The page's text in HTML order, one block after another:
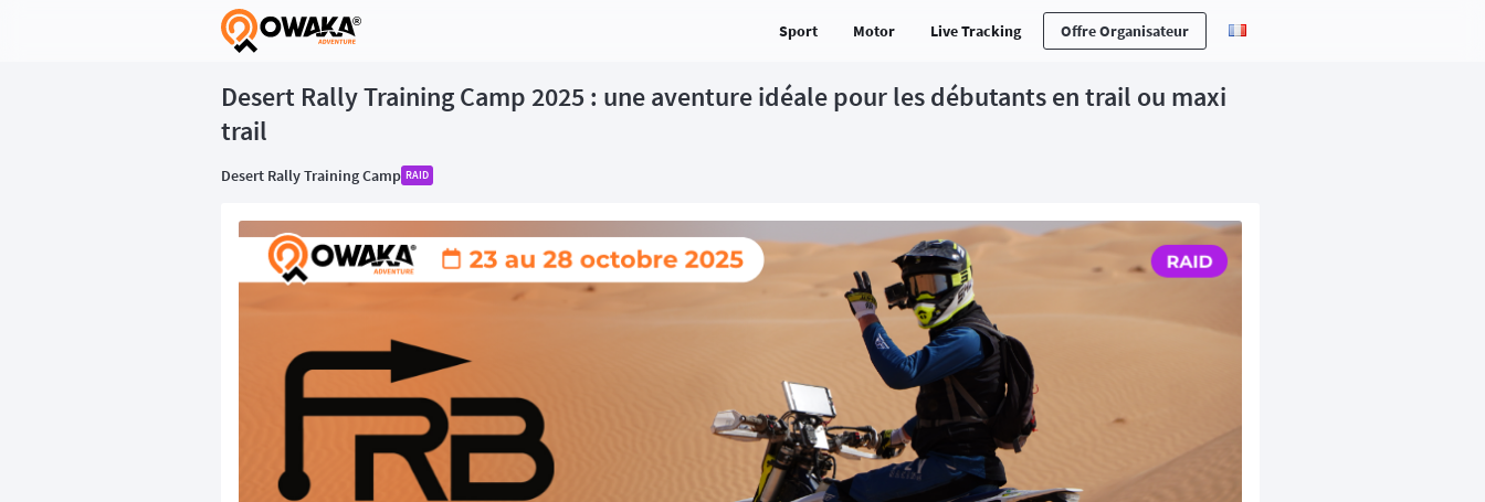
® Sport Motor Live Tracking Offre Organisateur
Desert Rally Training Camp 2025 : une aventure idéale pour les débutants en trail ou maxi
trail
Desert Rally Training Camp RAID